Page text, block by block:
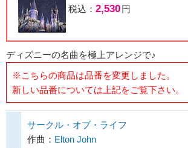
税込： 2,530円
ディズニーの名曲を極上アレンジで♪
※こちらの商品は品番を変更しました。
新しい品番については上記をご覧下さい。
サークル・オブ・ライフ
作曲： Elton John